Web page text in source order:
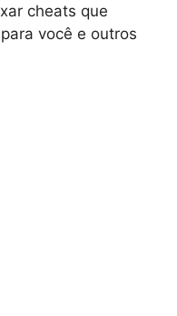
cheats que
você e outros